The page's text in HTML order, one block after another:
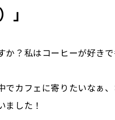
」
？私はコーヒーが好き
でカフェに寄りたいなぁ
した！